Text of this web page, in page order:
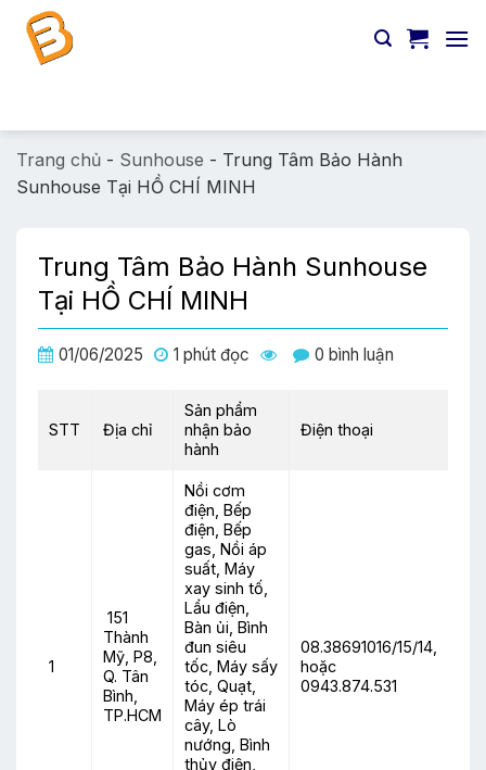
Chuyển
đến
Trang chủ - Sunhouse - Trung Tâm Bảo Hành
Sunhouse Tại HỒ CHÍ MINH
Trung Tâm Bảo Hành Sunhouse
Tại HỒ CHÍ MINH
01/06/2025 1 phút đọc 0 bình luận
STT Địa chỉ
Sản phẩm
nhận bảo
hành
Điện thoại
1
151
Thành
Mỹ, P8,
Q. Tân
Bình,
TP.HCM
Nồi cơm
điện, Bếp
điện, Bếp
gas, Nồi áp
suất, Máy
xay sinh tố,
Lẩu điện,
Bàn ủi, Bình
đun siêu
tốc, Máy sấy
tóc, Quạt,
Máy ép trái
cây, Lò
nướng, Bình
thủy điện,
08.38691016/15/14,
hoặc
0943.874.531